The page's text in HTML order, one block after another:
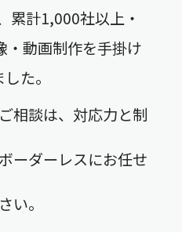
累計1,000社以上・
・動画制作を手掛け
た。
相談は、対応力と制
ーダーレスにお任せ
い。